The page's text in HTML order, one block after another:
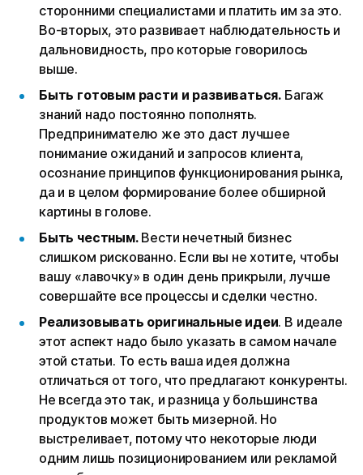
сторонними специалистами и платить им за это.
Во-вторых, это развивает наблюдательность и
дальновидность, про которые говорилось
выше.
Быть готовым расти и развиваться. Багаж
знаний надо постоянно пополнять.
Предпринимателю же это даст лучшее
понимание ожиданий и запросов клиента,
осознание принципов функционирования рынка,
да и в целом формирование более обширной
картины в голове.
Быть честным.Вести нечетный бизнес
слишком рискованно. Если вы не хотите, чтобы
вашу «лавочку» в один день прикрыли, лучше
совершайте все процессы и сделки честно.
Реализовывать оригинальные идеи. В идеале
этот аспект надо было указать в самом начале
этой статьи. То есть ваша идея должна
отличаться от того, что предлагают конкуренты.
Не всегда это так, и разница у большинства
продуктов может быть мизерной. Но
выстреливает, потому что некоторые люди
одним лишь позиционированием или рекламой